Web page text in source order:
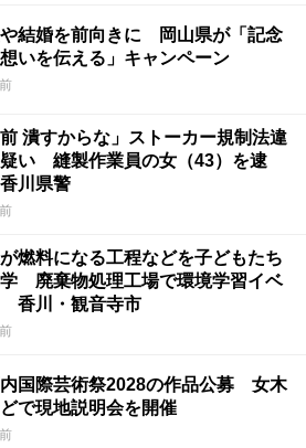
結婚を前向きに 岡山県が「記念
想いを伝える」キャンペーン
前 潰すからな」ストーカー規制法違
い 縫製作業員の女（43）を逮
川県警
燃料になる工程などを子どもたち
廃棄物処理工場で環境学習イベ
香川・観音寺市
国際芸術祭2028の作品公募 女木
で現地説明会を開催